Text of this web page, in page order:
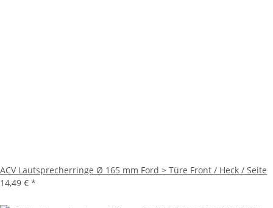
ACV Lautsprecherringe Ø 165 mm Ford > Türe Front / Heck / Seite
14,49 € *